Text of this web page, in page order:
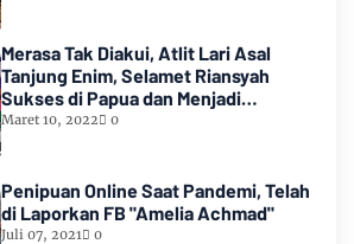
Merasa Tak Diakui, Atlit Lari Asal
Tanjung Enim, Selamet Riansyah
Sukses di Papua dan Menjadi
Miliarder
Maret 10, 2022 0
Penipuan Online Saat Pandemi, Telah
di Laporkan FB "Amelia Achmad"
Juli 07, 2021 0